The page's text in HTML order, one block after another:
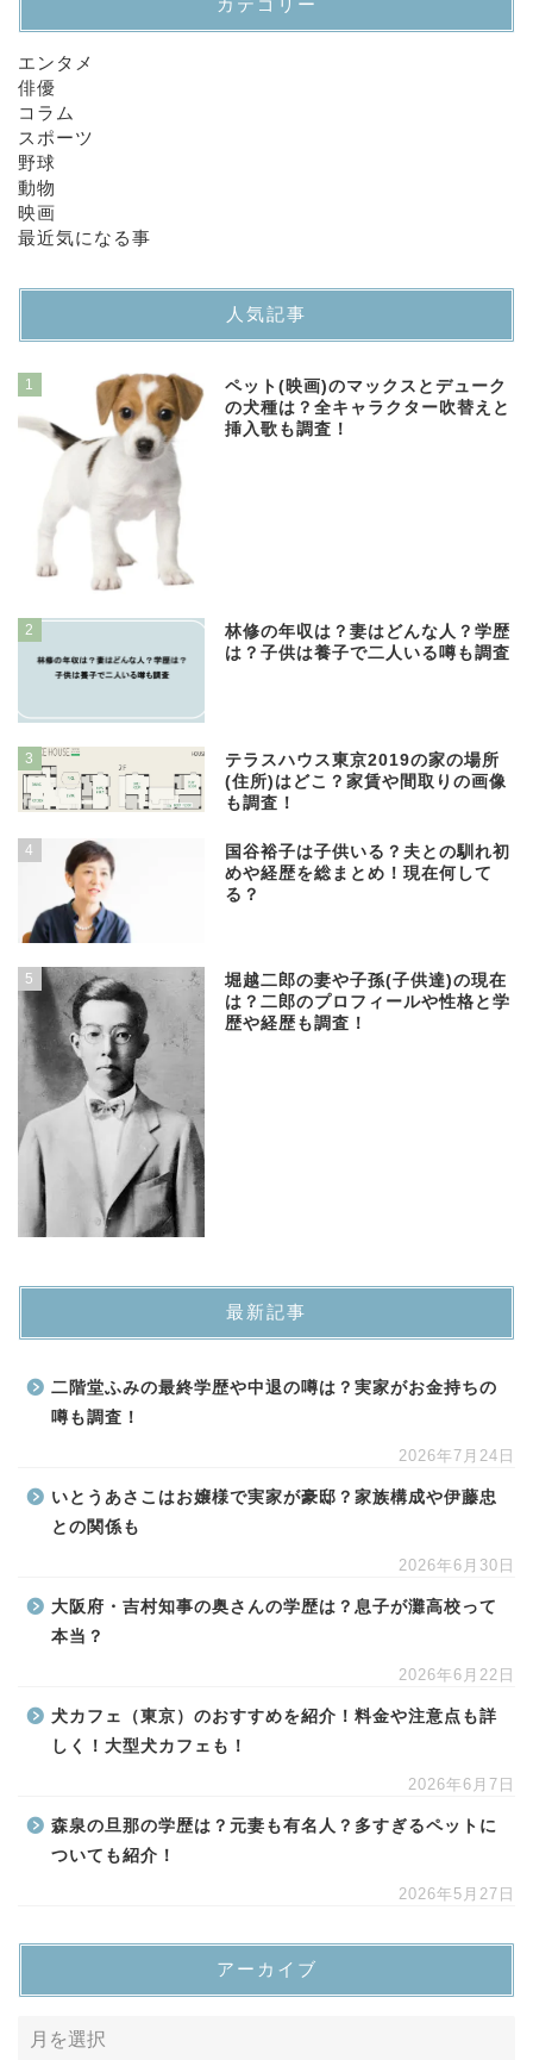
エンタメ
俳優
コラム
スポーツ
野球
動物
映画
最近気になる事
人気記事
1
ペット(映画)のマックスとデューク
の犬種は？全キャラクター吹替えと
挿入歌も調査！
2
林修の年収は？妻はどんな人？学歴
は？子供は養子で二人いる噂も調査
3
テラスハウス東京2019の家の場所
(住所)はどこ？家賃や間取りの画像
も調査！
4
国谷裕子は子供いる？夫との馴れ初
めや経歴を総まとめ！現在何して
る？
5
堀越二郎の妻や子孫(子供達)の現在
は？二郎のプロフィールや性格と学
歴や経歴も調査！
最新記事
二階堂ふみの最終学歴や中退の噂は？実家がお金持ちの
噂も調査！
2026年7月24日
いとうあさこはお嬢様で実家が豪邸？家族構成や伊藤忠
との関係も
2026年6月30日
大阪府・吉村知事の奥さんの学歴は？息子が灘高校って
本当？
2026年6月22日
犬カフェ（東京）のおすすめを紹介！料金や注意点も詳
しく！大型犬カフェも！
2026年6月7日
森泉の旦那の学歴は？元妻も有名人？多すぎるペットに
ついても紹介！
2026年5月27日
アーカイブ